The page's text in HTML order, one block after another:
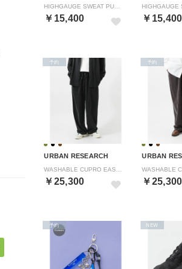
￥15,400 ￥15,400
URBAN RESEARCH
￥25,300
予約
URBAN
￥25,300
予約
予約 NEW